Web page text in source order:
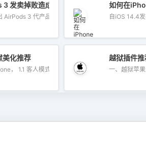
发卖掉败造成定单年夜减，新款AirPods
AirPods 3 代产品后，似...
如何在
自iOS 14.4
美化推荐
， 1.1 客人模式，最强...
越狱插件推